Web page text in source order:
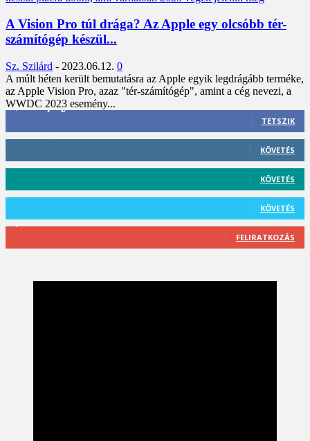
A Vision Pro túl drága? Az Apple egy olcsóbb tér-
számítógép készül...
Sz. Szilárd - 2023.06.12. 0
A múlt héten került bemutatásra az Apple egyik legdrágább terméke,
az Apple Vision Pro, azaz "tér-számítógép", amint a cég nevezi, a
WWDC 2023 esemény...
3,452 Rajongók
TETSZIK
KÖVETÉS
KÖVETÉS
KÖVETÉS
FELIRATKOZÁS